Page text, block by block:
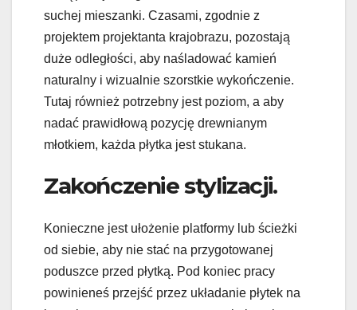
suchej mieszanki. Czasami, zgodnie z
projektem projektanta krajobrazu, pozostają
duże odległości, aby naśladować kamień
naturalny i wizualnie szorstkie wykończenie.
Tutaj również potrzebny jest poziom, a aby
nadać prawidłową pozycję drewnianym
młotkiem, każda płytka jest stukana.
Zakończenie stylizacji.
Konieczne jest ułożenie platformy lub ścieżki
od siebie, aby nie stać na przygotowanej
poduszce przed płytką. Pod koniec pracy
powinieneś przejść przez układanie płytek na